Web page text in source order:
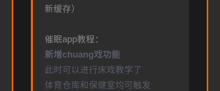
新缓存）
催眠app教程：
新增chuang戏功能
此时可以进行床戏教学了
体育仓库和保健室均可触发